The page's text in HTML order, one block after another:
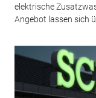
elektrische
Angebot lassen sich